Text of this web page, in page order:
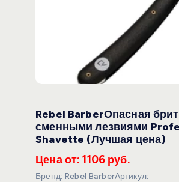
Rebel BarberОпасная
сменными лезвиями
Shavette (Лучшая цена)
Цена от: 1106 руб.
Бренд: Rebel BarberАртикул: